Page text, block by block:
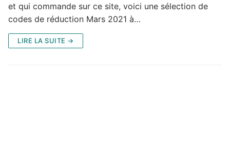
et qui commande sur ce site, voici une sélection de
codes de réduction Mars 2021 à…
LIRE LA SUITE →